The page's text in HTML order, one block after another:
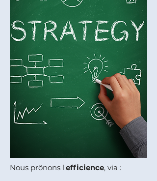
Nous prônons l'efficience, via :